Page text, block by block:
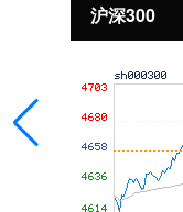
沪深300